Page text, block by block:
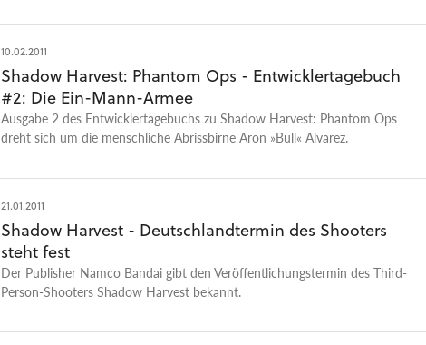
10.02.2011
Shadow Harvest: Phantom Ops - Entwicklertagebuch
#2: Die Ein-Mann-Armee
Ausgabe 2 des Entwicklertagebuchs zu Shadow Harvest: Phantom Ops
dreht sich um die menschliche Abrissbirne Aron »Bull« Alvarez.
21.01.2011
Shadow Harvest - Deutschlandtermin des Shooters
steht fest
Der Publisher Namco Bandai gibt den Veröffentlichungstermin des Third-
Person-Shooters Shadow Harvest bekannt.